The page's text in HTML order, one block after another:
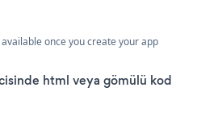
once you create your app
html veya gömülü kod